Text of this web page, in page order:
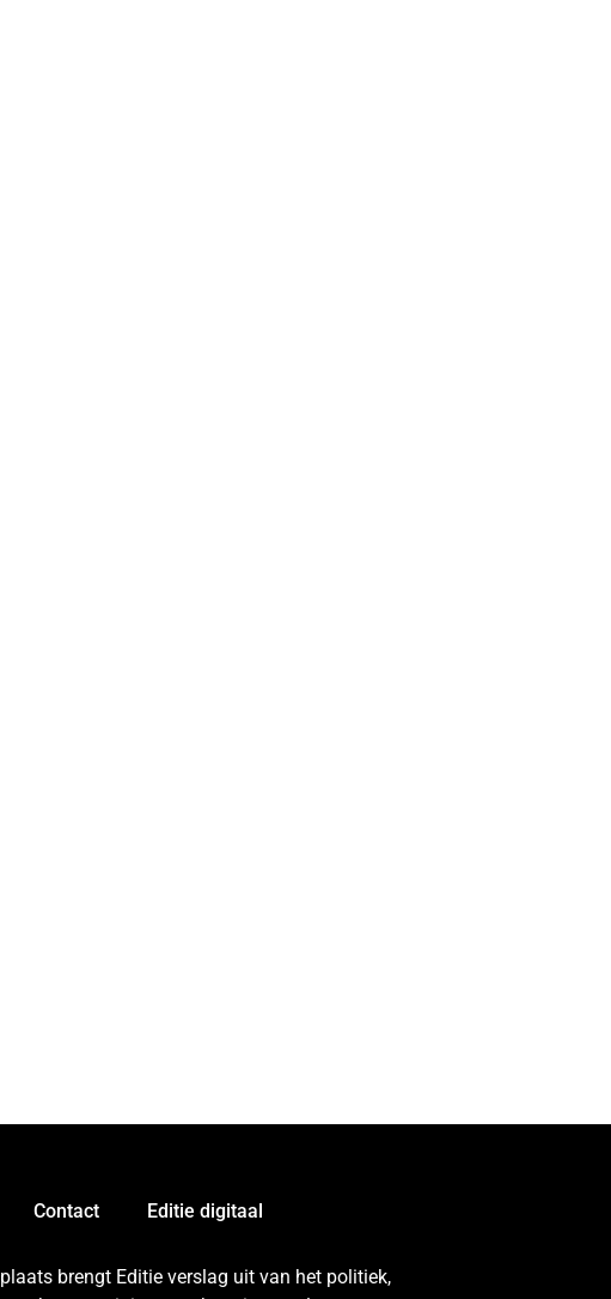
Contact Editie digitaal
brengt Editie verslag uit van het politiek,